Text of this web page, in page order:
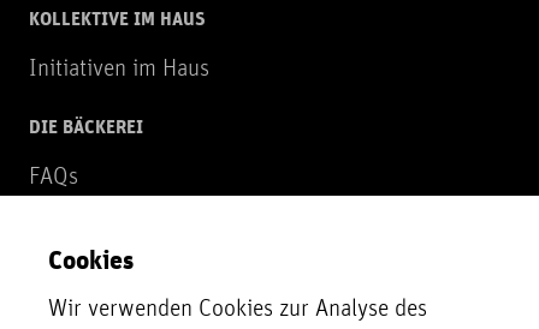
KOLLEKTIVE IM HAUS
Initiativen im Haus
DIE BÄCKEREI
FAQs
NEWSLETTER
Zur Newsletter Anmeldung
Cookies
Wir verwenden Cookies zur Analyse des